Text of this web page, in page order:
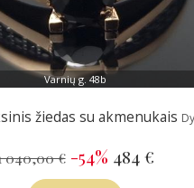
Varnių g. 48b
žiedas su akmenukais
040,00 € -54% 484 €